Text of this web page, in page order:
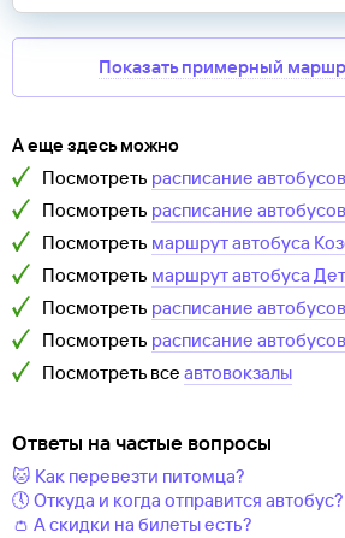
Показать примерный
А еще здесь можно
Посмотреть расписание автобусов
Посмотреть расписание автобусов
Посмотреть маршрут автобуса
Посмотреть маршрут автобуса
Посмотреть расписание автобусов
Посмотреть расписание автобусов
Посмотреть все автовокзалы
Ответы на частые вопросы
🐱 Как перевезти питомца?
🕔 Откуда и когда отправится автобус?
👛 А скидки на билеты есть?